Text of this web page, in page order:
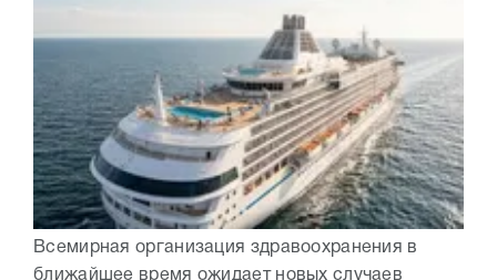
Всемирная организация здравоохранения в
ближайшее время ожидает новых случаев